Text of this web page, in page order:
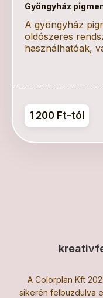
Gyöngyház
A gyöngyház
oldószeres
használhatóak,
1 200 Ft-tól
A Colorplan Kft
sikerén felbuzdulva